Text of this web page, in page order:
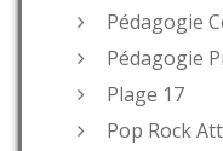
Pédagogie
Pédagogie
Plage 17
Pop Rock